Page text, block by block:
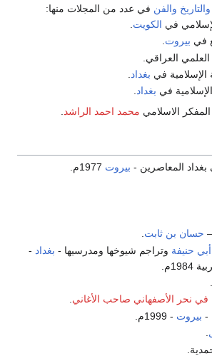
والتاريخ والفن في عدد من المجلات منها:
في الكويت
في بيروت.
العراقي.
الإسلامية في بغداد
في بغداد.
الاسلامي محمد احمد الراشد.
المعاصرين - بيروت
– حسان بن ثابت.
حنيفة وتراجم شيوخها ومدرسيها - بغداد -
في نحر الأصفهاني صاحب الأغاني.
- بيروت - 1999م.
.